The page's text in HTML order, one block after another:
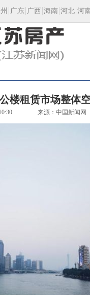
广东 广西 海南 河北 河
楼租赁市场整体
来源：中国新闻网